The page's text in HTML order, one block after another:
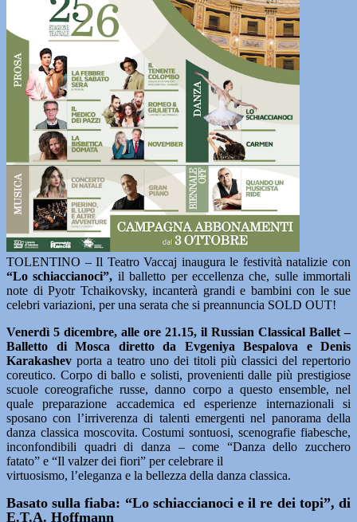
TOLENTINO – Il Teatro Vaccaj inaugura le festività natalizie con
“Lo schiaccianoci”, il balletto per eccellenza che, sulle immortali
note di Pyotr Tchaikovsky, incanterà grandi e bambini con le sue
celebri variazioni, per una serata che si preannuncia SOLD OUT!
Venerdì 5 dicembre, alle ore 21.15, il Russian Classical Ballet –
Balletto di Mosca diretto da Evgeniya Bespalova e Denis
Karakashev porta a teatro uno dei titoli più classici del repertorio
coreutico. Corpo di ballo e solisti, provenienti dalle più prestigiose
scuole coreografiche russe, danno corpo a questo ensemble, nel
quale preparazione accademica ed esperienze internazionali si
sposano con l’irriverenza di talenti emergenti nel panorama della
danza classica moscovita. Costumi sontuosi, scenografie fiabesche,
inconfondibili quadri di danza – come “Danza dello zucchero
fatato” e “Il valzer dei fiori” per celebrare il
virtuosismo, l’eleganza e la bellezza della danza classica.
Basato sulla fiaba: “Lo schiaccianoci e il re dei topi”, di
E.T.A. Hoffmann